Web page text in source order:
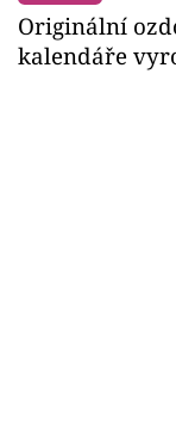
Originální
kalendáře